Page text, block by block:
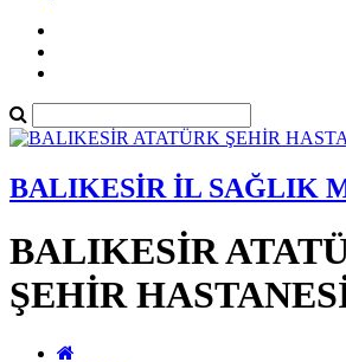
BALIKESİR İL SAĞLIK
BALIKESİR
ŞEHİR